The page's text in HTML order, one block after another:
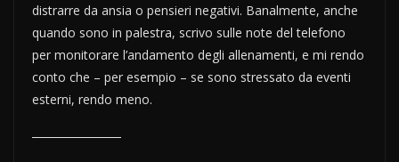
distrarre da ansia o pensieri negativi. Banalmente, anche
quando sono in palestra, scrivo sulle note del telefono
per monitorare l’andamento degli allenamenti, e mi rendo
conto che – per esempio – se sono stressato da eventi
esterni, rendo meno.